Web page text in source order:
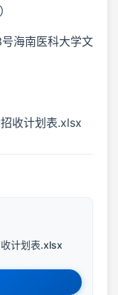
海南医科大学文
收计划表.xlsx
计划表.xlsx